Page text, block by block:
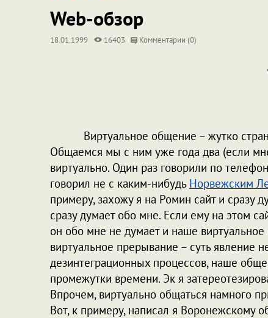
Web-обзор
18.01.1999 16403 Комментарии (0)
Виртуальное общение – жутко
Общаемся мы с ним уже года два (если
виртуально. Один раз говорили по
говорил не с каким-нибудь Норвежским
примеру, захожу я на Ромин сайт и сразу
сразу думает обо мне. Если ему на этом
он обо мне не думает и наше
виртуальное прерывание – суть явление
дезинтеграционных процессов, наше
промежутки времени. Эк я
Впрочем, виртуально общаться намного
Вот, к примеру, написал я Воронежскому